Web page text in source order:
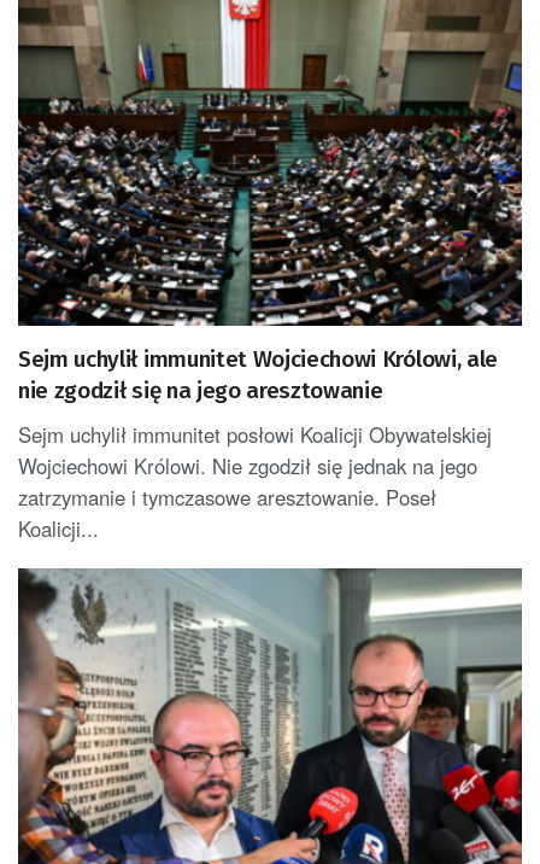
Sejm uchylił immunitet Wojciechowi Królowi, ale
nie zgodził się na jego aresztowanie
Sejm uchylił immunitet posłowi Koalicji Obywatelskiej
Wojciechowi Królowi. Nie zgodził się jednak na jego
zatrzymanie i tymczasowe aresztowanie. Poseł
Koalicji...